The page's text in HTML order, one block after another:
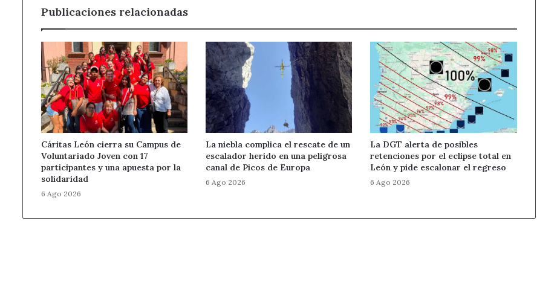
Publicaciones relacionadas
Cáritas León cierra su Campus de
Voluntariado Joven con 17
participantes y una apuesta por la
solidaridad
6 Ago 2026
La niebla complica el rescate de un
escalador herido en una peligrosa
canal de Picos de Europa
6 Ago 2026
La DGT alerta de posibles
retenciones por el eclipse total en
León y pide escalonar el regreso
6 Ago 2026